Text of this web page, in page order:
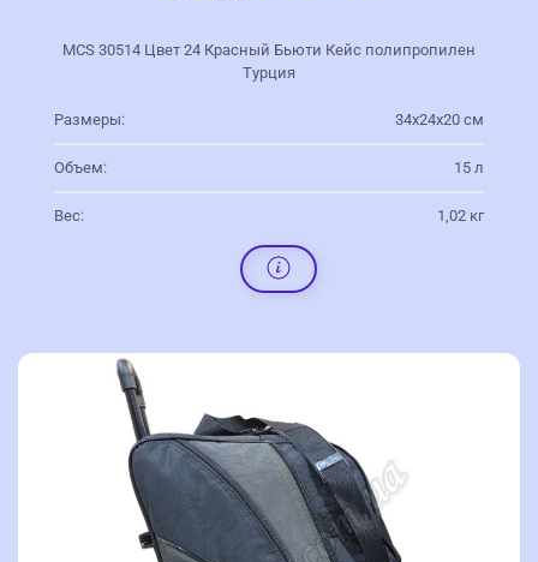
MCS 30514 Цвет 24 Красный Бьюти Кейс полипропилен
Турция
Размеры: 34х24х20 см
Объем: 15 л
Вес: 1,02 кг